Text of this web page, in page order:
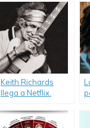
“Crouching Tiger,
Hidden Dragon:
Sword of Destiny”.
Keith Richards
llega a Netflix.